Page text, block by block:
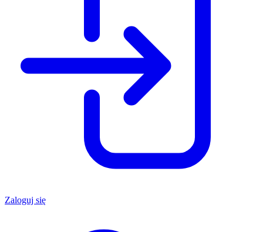
Zaloguj się